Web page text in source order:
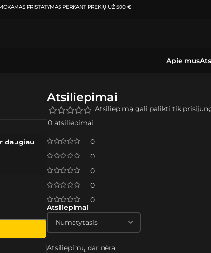
PRISTATYMAS PERKANT PREKIŲ UŽ 500 €
Apie mus
daugiau
Atsiliepimai
0 atsiliepimai
0
0
0
0
0
Atsiliepimai
Atsiliepimų dar nėra.
Atsiliepimą gali palikti tik